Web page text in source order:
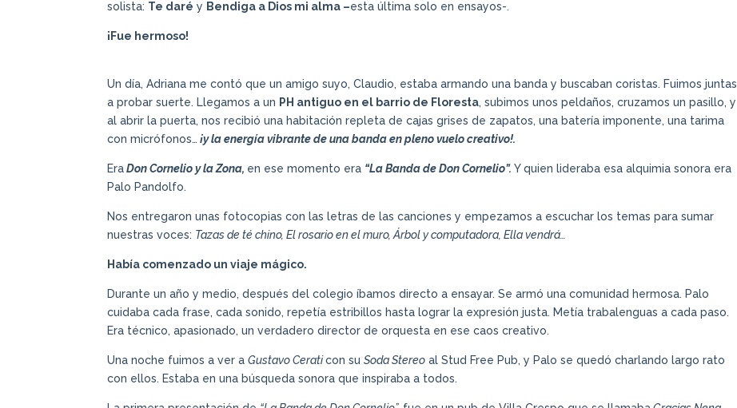
solista: Te daré y Bendiga a Dios mi alma –esta última solo en ensayos-.
¡Fue hermoso!
Un día, Adriana me contó que un amigo suyo, Claudio, estaba armando una banda y buscaban coristas. Fuimos juntas
a probar suerte. Llegamos a un PH antiguo en el barrio de Floresta, subimos unos peldaños, cruzamos un pasillo, y
al abrir la puerta, nos recibió una habitación repleta de cajas grises de zapatos, una batería imponente, una tarima
con micrófonos… ¡y la energía vibrante de una banda en pleno vuelo creativo!.
Era Don Cornelio y la Zona, en ese momento era “La Banda de Don Cornelio”.Y quien lideraba esa alquimia sonora era
Palo Pandolfo.
Nos entregaron unas fotocopias con las letras de las canciones y empezamos a escuchar los temas para sumar
nuestras voces: Tazas de té chino, El rosario en el muro, Árbol y computadora, Ella vendrá…
Había comenzado un viaje mágico.
Durante un año y medio, después del colegio íbamos directo a ensayar. Se armó una comunidad hermosa. Palo
cuidaba cada frase, cada sonido, repetía estribillos hasta lograr la expresión justa. Metía trabalenguas a cada paso.
Era técnico, apasionado, un verdadero director de orquesta en ese caos creativo.
Una noche fuimos a ver aGustavo Ceraticon suSoda Stereo al Stud Free Pub, y Palo se quedó charlando largo rato
con ellos. Estaba en una búsqueda sonora que inspiraba a todos.